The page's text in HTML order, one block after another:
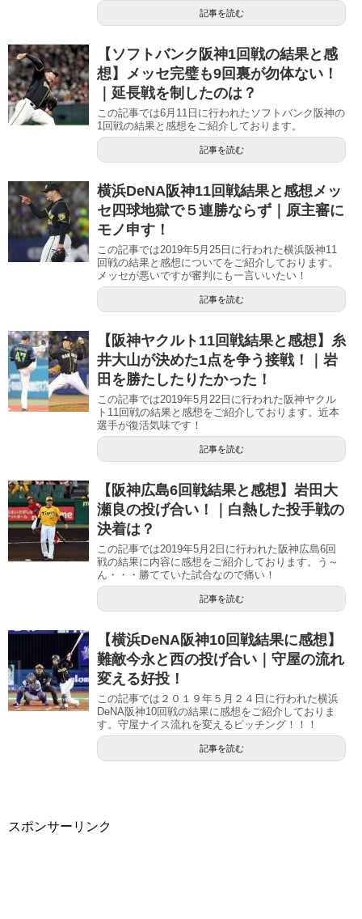
記事を読む
【ソフトバンク阪神1回戦の結果と感
想】メッセ完璧も9回裏が勿体ない！
｜延長戦を制したのは？
この記事では6月11日に行われたソフトバンク阪神の
1回戦の結果と感想をご紹介しております。
記事を読む
横浜DeNA阪神11回戦結果と感想メッ
セ四球地獄で５連勝ならず｜原主審に
モノ申す！
この記事では2019年5月25日に行われた横浜阪神11
回戦の結果と感想についてをご紹介しております。
メッセが悪いですが審判にも一言いいたい！
記事を読む
【阪神ヤクルト11回戦結果と感想】糸
井大山が決めた1点を争う接戦！｜岩
田を勝たしたりたかった！
この記事では2019年5月22日に行われた阪神ヤクル
ト11回戦の結果と感想をご紹介しております。近本
選手が復活気味です！
記事を読む
【阪神広島6回戦結果と感想】岩田大
瀬良の投げ合い！｜白熱した投手戦の
決着は？
この記事では2019年5月2日に行われた阪神広島6回
戦の結果に内容に感想をご紹介しております。う～
ん・・・勝てていた試合なので痛い！
記事を読む
【横浜DeNA阪神10回戦結果に感想】
難敵今永と西の投げ合い｜守屋の流れ
変える好投！
この記事では２０１９年５月２４日に行われた横浜
DeNA阪神10回戦の結果に感想をご紹介しておりま
す。守屋ナイス流れを変えるピッチング！！！
記事を読む
スポンサーリンク